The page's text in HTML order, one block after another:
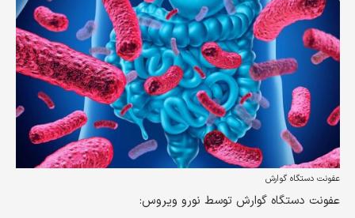
عفونت دستگاه گوارش
عفونت دستگاه گوارش توسط نورو ویروس: